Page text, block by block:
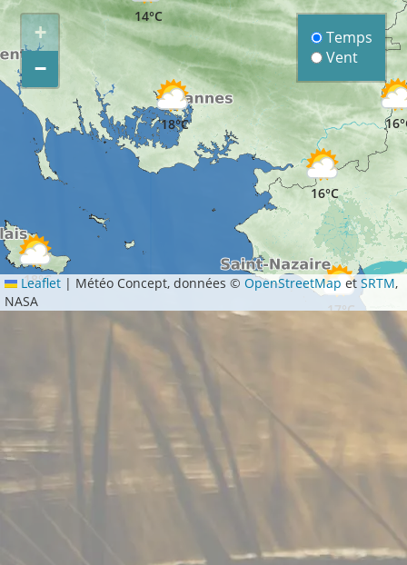
14°C
18°C
16°C
18°C
17°C
+
−
Temps
Vent
Leaflet | Météo Concept, données ©OpenStreetMap etSRTM,
NASA